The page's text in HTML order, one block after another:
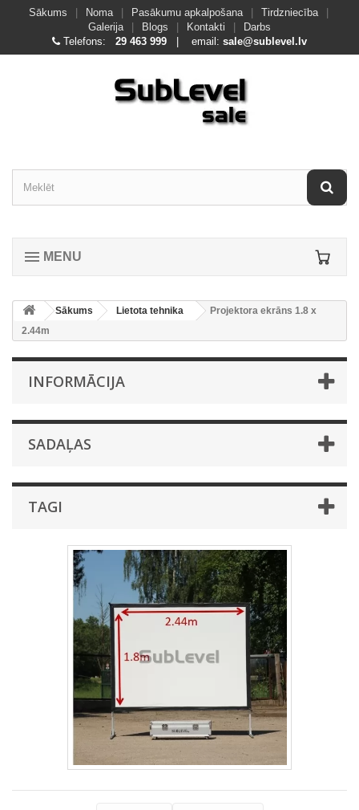
Sākums Noma Pasākumu apkalpošana Tirdzniecība
Galerija
Blogs Kontakti
Darbs
Telefons:
29 463 999 | email: sale@sublevel.lv
MENU
Sākums Lietota tehnika
Projektora ekrāns 1.8 x
2.44m
INFORMĀCIJA
SADAĻAS
TAGI